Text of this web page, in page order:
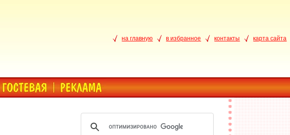
на главную в избранное контакты карта сайта